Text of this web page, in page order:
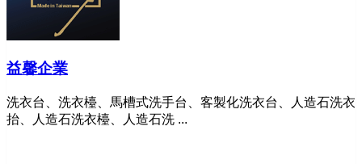
益馨企業
洗衣台、洗衣檯、馬槽式洗手台、客製化洗衣台、人造石洗衣
抬、人造石洗衣檯、人造石洗 ...